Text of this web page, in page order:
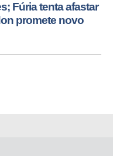
Fúria tenta afastar
promete novo